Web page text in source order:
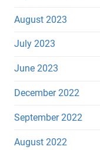
August 2023
July 2023
June 2023
December 2022
September 2022
August 2022